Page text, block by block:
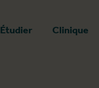
Étudier Clinique